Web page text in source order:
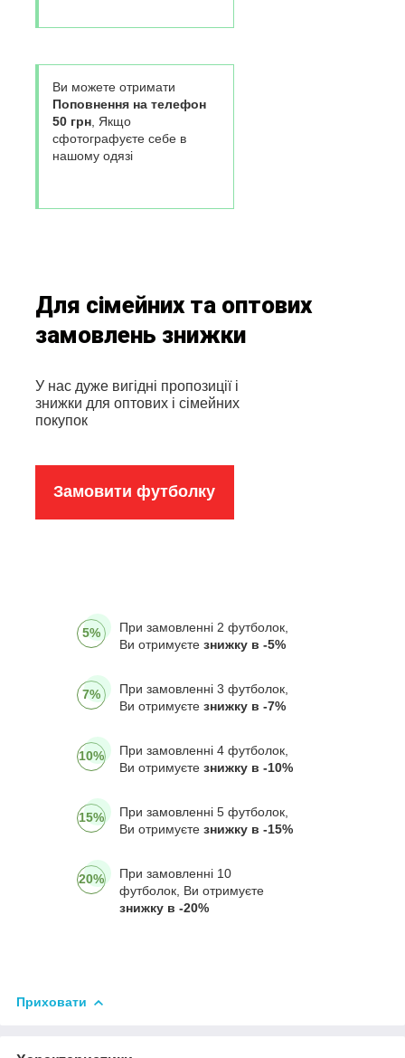
Ви можете отримати
Поповнення на телефон
50 грн, Якщо
сфотографуєте себе в
нашому одязі
Для сімейних та оптових
замовлень знижки
У нас дуже вигідні пропозиції і
знижки для оптових і сімейних
покупок
Замовити футболку
5%
При замовленні 2 футболок,
Ви отримуєте знижку в -5%
7%
При замовленні 3 футболок,
Ви отримуєте знижку в -7%
10%
При замовленні 4 футболок,
Ви отримуєте знижку в -10%
15%
При замовленні 5 футболок,
Ви отримуєте знижку в -15%
20%
При замовленні 10
футболок, Ви отримуєте
знижку в -20%
Приховати